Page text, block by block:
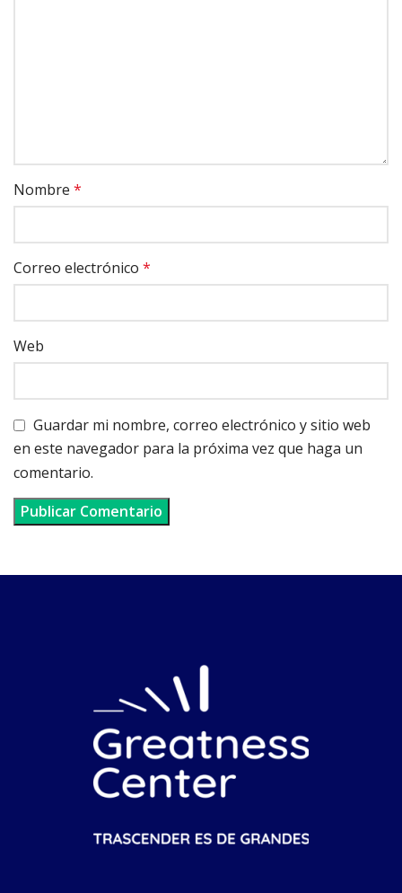
Nombre *
Correo electrónico *
Web
Guardar mi nombre, correo electrónico y sitio web
en este navegador para la próxima vez que haga un
comentario.